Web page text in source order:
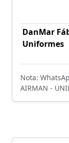
DanMar
Uniformes
Nota:
AIRMAN -